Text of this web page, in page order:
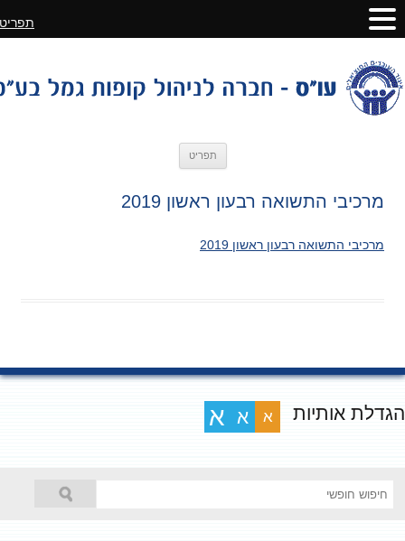
תפריט
מרכיבי התשואה רבעון ראשון 2019
מרכיבי התשואה רבעון ראשון 2019
אותיות א א א
תפריט